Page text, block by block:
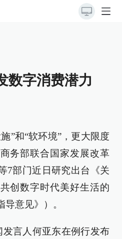
数字消费潜力
”和“软环境”，更大限度
务部联合国家发展改革
7部门近日研究出台《关
创数字时代美好生活的
意见》）。
言人何亚东在例行发布